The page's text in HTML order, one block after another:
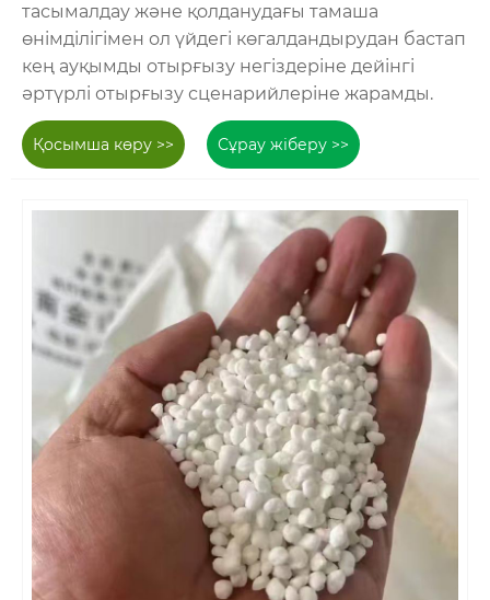
тасымалдау және қолданудағы тамаша
өнімділігімен ол үйдегі көгалдандырудан бастап
кең ауқымды отырғызу негіздеріне дейінгі
әртүрлі отырғызу сценарийлеріне жарамды.
Қосымша көру >> Сұрау жіберу >>